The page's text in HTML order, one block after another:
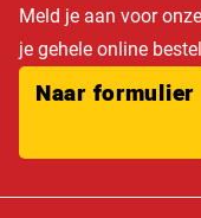
Meld je aan voor
je gehele online
Naar formulier